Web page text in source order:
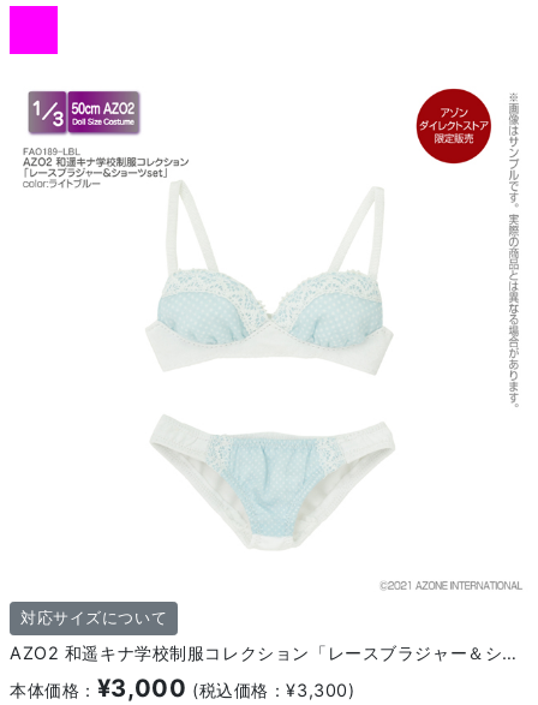
対応サイズについて
AZO2 和遥キナ学校制服コレクション「レースブラジャー＆ショーツset」
本体価格： ¥3,000 (税込価格：¥3,300)